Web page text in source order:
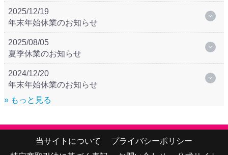
2025/12/19
年末年始休業のお知らせ
2025/08/05
夏季休業のお知らせ
2024/12/20
年末年始休業のお知らせ
» もっと見る
当サイトについて
プライバシーポリシー